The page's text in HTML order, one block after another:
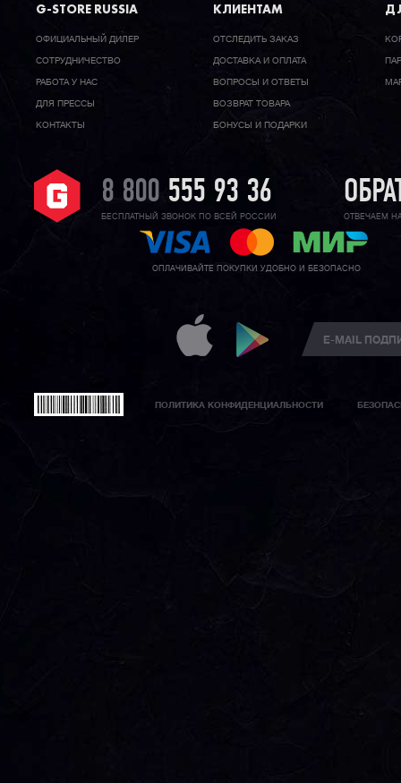
G-STORE RUSSIA
ОФИЦИАЛЬНЫЙ ДИЛЕР
CОТРУДНИЧЕСТВО
РАБОТА У НАС
ДЛЯ ПРЕССЫ
КОНТАКТЫ
КЛИЕНТАМ
ОТСЛЕДИТЬ ЗАКАЗ
ДОСТАВКА И ОПЛАТА
ВОПРОСЫ И ОТВЕТЫ
ВОЗВРАТ ТОВАРА
БОНУСЫ И ПОДАРКИ
8 800 555 93 36
БЕСПЛАТНЫЙ ЗВОНОК ПО ВСЕЙ РОССИИ ОТВЕЧАЕМ
ОПЛАЧИВАЙТЕ ПОКУПКИ УДОБНО И БЕЗОПАСНО
ПОЛИТИКА КОНФИДЕНЦИАЛЬНОСТИ